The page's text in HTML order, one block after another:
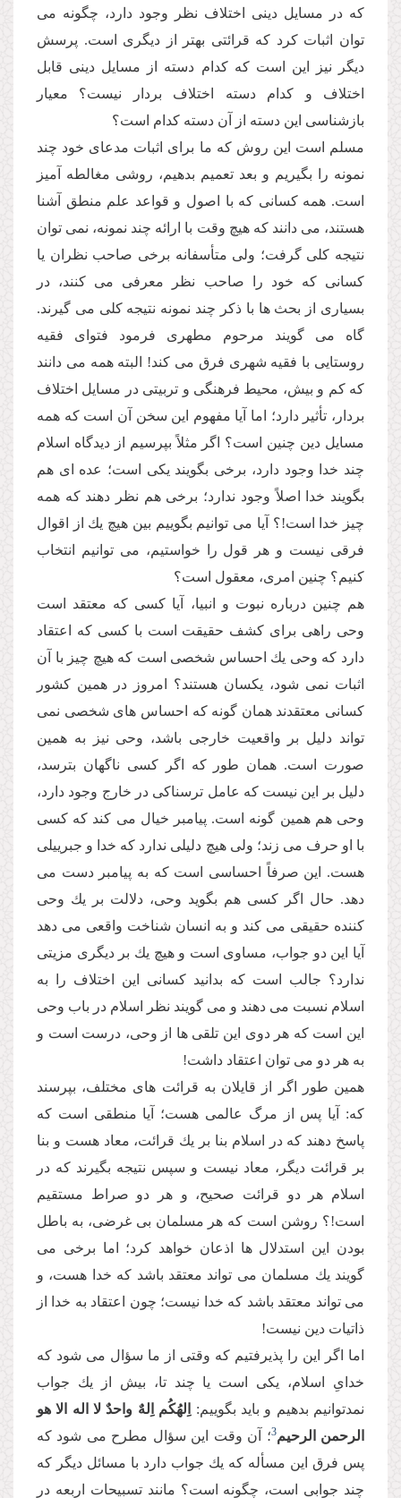
كه در مسایل دینى اختلاف نظر وجود دارد، چگونه مى
توان اثبات كرد كه قرائتى بهتر از دیگرى است. پرسش
دیگر نیز این است كه كدام دسته از مسایل دینى قابل
اختلاف و كدام دسته اختلاف بردار نیست؟ معیار
بازشناسى این دسته از آن دسته كدام است؟
مسلم است این روش كه ما براى اثبات مدعاى خود چند
نمونه را بگیریم و بعد تعمیم بدهیم، روشى مغالطه آمیز
است. همه كسانى كه با اصول و قواعد علم منطق آشنا
هستند، مى دانند كه هیچ وقت با ارائه چند نمونه، نمى توان
نتیجه كلى گرفت؛ ولى متأسفانه برخى صاحب نظران یا
كسانى كه خود را صاحب نظر معرفى مى كنند، در
بسیارى از بحث ها با ذكر چند نمونه نتیجه كلى مى گیرند.
گاه مى گویند مرحوم مطهرى فرمود فتواى فقیه
روستایى با فقیه شهرى فرق مى كند! البته همه مى دانند
كه كم و بیش، محیط فرهنگى و تربیتى در مسایل اختلاف
بردار، تأثیر دارد؛ اما آیا مفهوم این سخن آن است كه همه
مسایل دین چنین است؟ اگر مثلاً بپرسیم از دیدگاه اسلام
چند خدا وجود دارد، برخى بگویند یكى است؛ عده اى هم
بگویند خدا اصلاً وجود ندارد؛ برخى هم نظر دهند كه همه
چیز خدا است!؟ آیا مى توانیم بگوییم بین هیچ یك از اقوال
فرقى نیست و هر قول را خواستیم، مى توانیم انتخاب
كنیم؟ چنین امرى، معقول است؟
هم چنین درباره نبوت و انبیا، آیا كسى كه معتقد است
وحى راهى براى كشف حقیقت است با كسى كه اعتقاد
دارد كه وحى یك احساس شخصى است كه هیچ چیز با آن
اثبات نمى شود، یكسان هستند؟ امروز در همین كشور
كسانى معتقدند همان گونه كه احساس هاى شخصى نمى
تواند دلیل بر واقعیت خارجى باشد، وحى نیز به همین
صورت است. همان طور كه اگر كسى ناگهان بترسد،
دلیل بر این نیست كه عامل ترسناكى در خارج وجود دارد،
وحى هم همین گونه است. پیامبر خیال مى كند كه كسى
با او حرف مى زند؛ ولى هیچ دلیلى ندارد كه خدا و جبرییلى
هست. این صرفاً احساسى است كه به پیامبر دست مى
دهد. حال اگر كسى هم بگوید وحى، دلالت بر یك وحى
كننده حقیقى مى كند و به انسان شناخت واقعى مى دهد
آیا این دو جواب، مساوى است و هیچ یك بر دیگرى مزیتى
ندارد؟ جالب است كه بدانید كسانى این اختلاف را به
اسلام نسبت مى دهند و مى گویند نظر اسلام در باب وحى
این است كه هر دوى این تلقى ها از وحى، درست است و
به هر دو مى توان اعتقاد داشت!
همین طور اگر از قایلان به قرائت هاى مختلف، بپرسند
كه: آیا پس از مرگ عالمى هست؛ آیا منطقى است كه
پاسخ دهند كه در اسلام بنا بر یك قرائت، معاد هست و بنا
بر قرائت دیگر، معاد نیست و سپس نتیجه بگیرند كه در
اسلام هر دو قرائت صحیح، و هر دو صراط مستقیم
است!؟ روشن است كه هر مسلمان بى غرضى، به باطل
بودن این استدلال ها اذعان خواهد كرد؛ اما برخى مى
گویند یك مسلمان مى تواند معتقد باشد كه خدا هست، و
مى تواند معتقد باشد كه خدا نیست؛ چون اعتقاد به خدا از
ذاتیات دین نیست!
اما اگر این را پذیرفتیم كه وقتى از ما سؤال مى شود كه
خداىِ اسلام، یكى است یا چند تا، بیش از یك جواب
نمدتوانیم بدهیم و باید بگوییم:
اِلهُكُم اِلهٌ واحدٌ لا اله الا هو
الرحمن الرحیم3؛ آن وقت این سؤال مطرح مى شود كه
پس فرق این مسأله كه یك جواب دارد با مسائل دیگر كه
چند جوابى است، چگونه است؟ مانند تسبیحات اربعه در